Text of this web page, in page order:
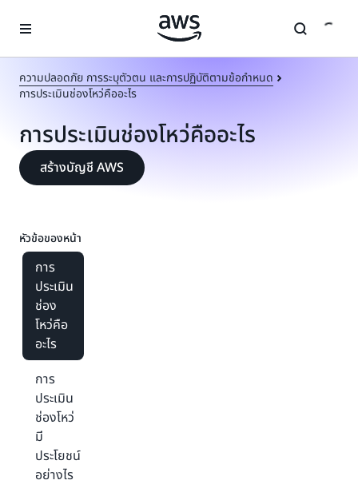
ความปลอดภัย การระบุตัวตน และการปฏิบัติตามข้อกำหนด
การประเมินช่องโหว่คืออะไร
การประเมินช่องโหว่คืออะไร
สร้างบัญชี AWS
หัวข้อของหน้า
การ
ประเมิน
ช่อง
โหว่คือ
อะไร
การ
ประเมิน
ช่องโหว่
มี
ประโยชน์
อย่างไร